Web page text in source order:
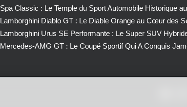
Spa Classic : Le Temple du Sport Automobile Historique
Lamborghini Diablo GT : Le Diable Orange au Cœur des
Lamborghini Urus SE Performante : Le Super SUV
Mercedes-AMG GT : Le Coupé Sportif Qui A Conquis